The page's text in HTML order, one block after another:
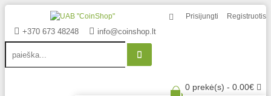
Prisijungti Registruotis
+370 673 48248 info@coinshop.lt
0 prekė(s) - 0.00€